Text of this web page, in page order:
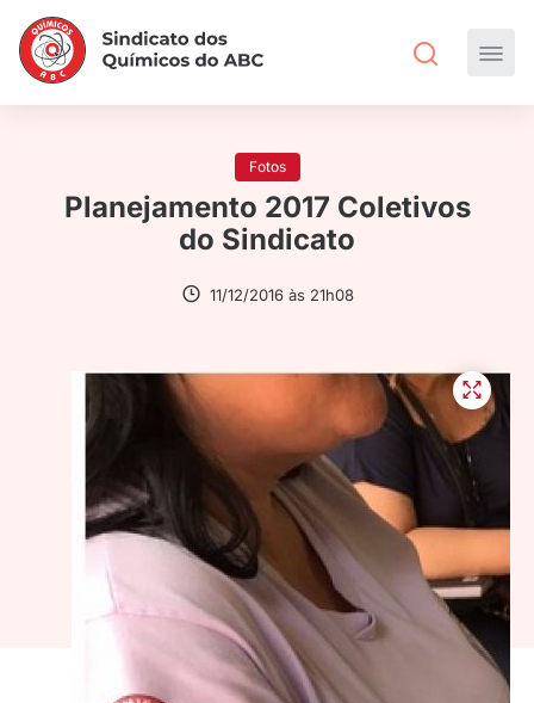
Fotos
Planejamento 2017 Coletivos
do Sindicato
11/12/2016 às 21h08